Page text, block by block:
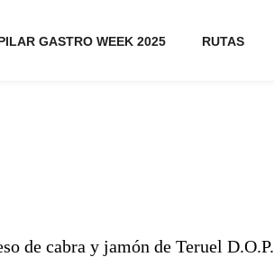
GASTRO WEEK 2025 RUTAS
de cabra y jamón de Teruel D.O.P.